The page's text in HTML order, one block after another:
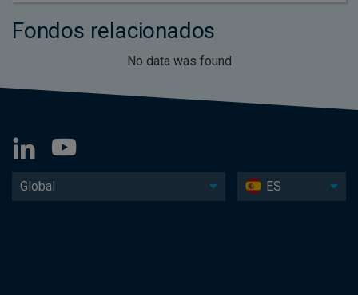
Fondos relacionados
No data was found
Global ES